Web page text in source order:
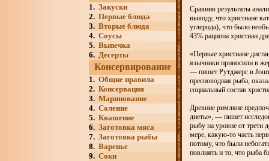
1. Закуски
2. Первые блюда
3. Вторые блюда
4. Соусы
5. Выпечка
6. Десерты
Консервирование
1. Общие правила
2. Консервация
3. Маринование
4. Соление
5. Квашение
6. Заготовка мяса
7. Заготовка рыбы
8. Варенье
9. Соки
Сравнив результаты
выводу, что христиане
углерода), что было
43% рациона христиан
«Первые христиане
язычники приносили в
— пишет Рутджерс в
пресноводная рыба,
социальный состав
Древние римляне
диеты», — пишет
рыбу на уровне от трети
мере, какую-то часть
потому, что были
повлиять и то, что рыба